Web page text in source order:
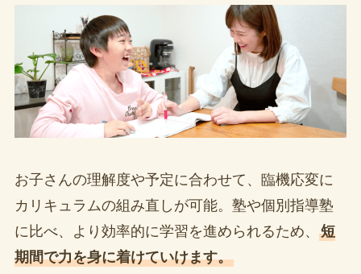
お子さんの理解度や予定に合わせて、臨機応変に
カリキュラムの組み直しが可能。塾や個別指導塾
に比べ、より効率的に学習を進められるため、 短
期間で力を身に着けていけます。